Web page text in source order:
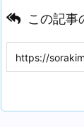
この記事